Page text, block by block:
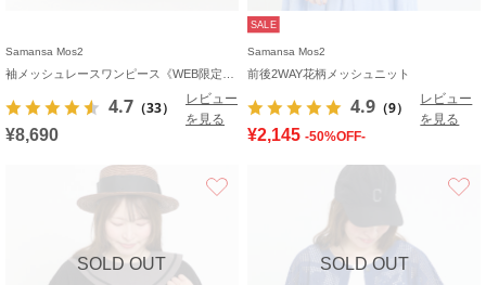
Samansa Mos2
4.7 （33）
レビュー
を見る
¥8,690
SALE
Samansa Mos2
前後2WAY花柄メッシュニット
4.9 （9）
レビュー
を見る
¥2,145 -50%OFF-
SOLD OUT SOLD OUT